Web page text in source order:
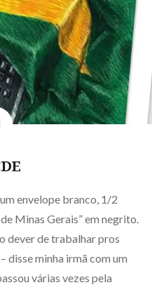
envelope branco, 1/2
Minas Gerais” em negrito.
dever de trabalhar pros
disse minha irmã com um
várias vezes pela